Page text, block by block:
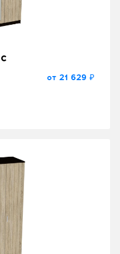
от 21 629 ₽